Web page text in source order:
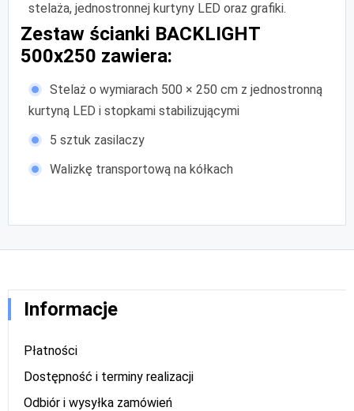
stelaża, jednostronnej kurtyny LED oraz grafiki.
Zestaw ścianki BACKLIGHT
500x250 zawiera:
Stelaż o wymiarach 500 × 250 cm z jednostronną
kurtyną LED i stopkami stabilizującymi
5 sztuk zasilaczy
Walizkę transportową na kółkach
Informacje
Płatności
Dostępność i terminy realizacji
Odbiór i wysyłka zamówień